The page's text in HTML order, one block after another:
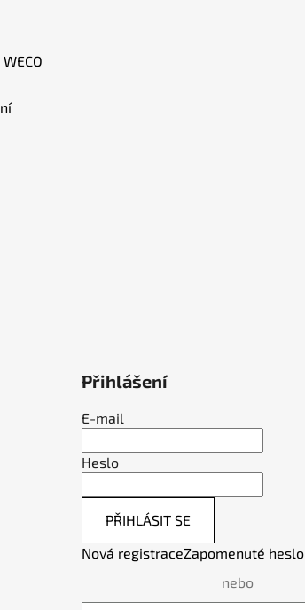
Přihlášení
E-mail
Heslo
PŘIHLÁSIT SE
Nová registraceZapomenuté heslo
nebo